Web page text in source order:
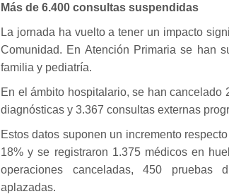
Más de 6.400 consultas suspendidas
La jornada ha vuelto a tener un impacto
Comunidad. En Atención Primaria se han
familia y pediatría.
En el ámbito hospitalario, se han
diagnósticas y 3.367 consultas externas
Estos datos suponen un incremento
18% y se registraron 1.375 médicos en
operaciones canceladas, 450 pruebas
aplazadas.